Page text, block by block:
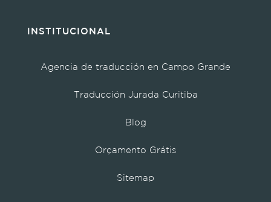
INSTITUCIONAL
Agencia de traducción en Campo Grande
Traducción Jurada Curitiba
Blog
Orçamento Grátis
Sitemap